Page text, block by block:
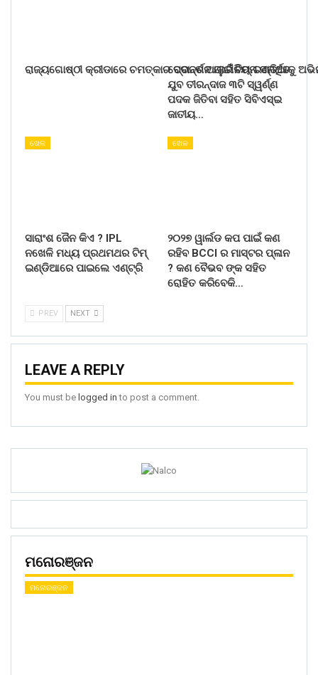
ରାଜ୍ୟଗୋଷ୍ଠୀ କ୍ରୀଡାରେ ଚମତ୍କାର ପ୍ରଦର୍ଶନ ପାଇଁ ଟିମ୍ ଇଣ୍ଡିଆକୁ
ବେଦାନ୍ତ ଆଲୁମିନିୟମ ସମର୍ଥିତ
ଯୁବ ତୀରନ୍ଦାଜ ୩ଟି ସ୍ୱର୍ଣ୍ଣ
ପଦକ ଜିତିବା ସହିତ ସିବିଏସ୍ଇ
ଜାତୀୟ…
ଖେଳ
ସାରାଂଶ ଜୈନ କିଏ ? IPL
ନଖେଳି ମଧ୍ୟ ପ୍ରଥମଥର ଟିମ୍
ଇଣ୍ଡିଆରେ ପାଇଲେ ଏଣ୍ଟ୍ରି
ଖେଳ
୨୦୨୭ ୱାର୍ଲଡ କପ ପାଇଁ କଣ
ରହିବ BCCI ର ମାସ୍ଟର ପ୍ଳାନ
? କଣ ବୈଭବ ଙ୍କ ସହିତ
ରୋହିତ କରିବେକି…
PREV NEXT
LEAVE A REPLY
You must be logged in to post a comment.
ମନୋରଞ୍ଜନ
ମନୋରଞ୍ଜନ